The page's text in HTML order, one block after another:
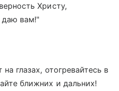
Христу,
вам!"
глазах, отогревайтесь в
ближних и дальних!